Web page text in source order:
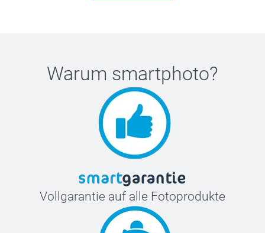
Warum smartphoto?
Vollgarantie auf alle Fotoprodukte